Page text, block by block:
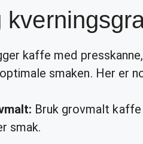
kaffe med
smaken. Her er
Bruk grovmalt
smak.